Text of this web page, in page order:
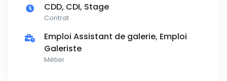
CDD, CDI, Stage
Contrat
Emploi Assistant de galerie, Emploi
Galeriste
Métier